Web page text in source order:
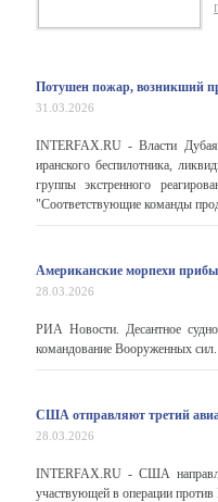
Потушен пожар, возникший
31.03.2026
INTERFAX.RU - Власти Дубая
иранского беспилотника,
группы экстренного
"Соответствующие команды
Американские морпехи
28.03.2026
РИА Новости. Десантное
командование Вооруженных сил.
США отправляют третий
28.03.2026
INTERFAX.RU - США
участвующей в операции